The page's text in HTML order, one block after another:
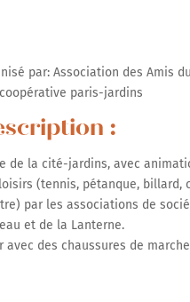
par: Association des Amis
paris-jardins
:
de la cité-jardins, avec
(tennis, pétanque, billard,
par les associations de
et de la Lanterne.
avec des chaussures de